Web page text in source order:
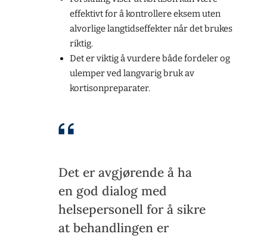
effektivt for å kontrollere eksem uten
alvorlige langtidseffekter når det brukes
riktig.
Det er viktig å vurdere både fordeler og
ulemper ved langvarig bruk av
kortisonpreparater.
Det er avgjørende å ha
en god dialog med
helsepersonell for å sikre
at behandlingen er